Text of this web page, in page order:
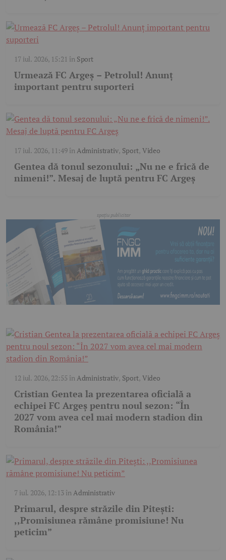
17 iul. 2026, 15:21 în Sport
Urmează FC Argeș – Petrolul! Anunț
important pentru suporteri
17 iul. 2026, 11:49în Administrativ, Sport, Video
Gentea dă tonul sezonului: „Nu ne e frică de
nimeni!”. Mesaj de luptă pentru FC Argeș
12 iul. 2026, 22:55 înAdministrativ, Sport, Video
Cristian Gentea la prezentarea oficială a
echipei FC Argeș pentru noul sezon: “În
2027 vom avea cel mai modern stadion din
România!”
7 iul. 2026, 12:13înAdministrativ
Primarul, despre străzile din Pitești:
,,Promisiunea rămâne promisiune! Nu
peticim”